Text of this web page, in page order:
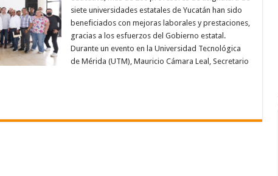
siete universidades estatales de Yucatán han sido
beneficiados con mejoras laborales y prestaciones,
gracias a los esfuerzos del Gobierno estatal.
Durante un evento en la Universidad Tecnológica
de Mérida (UTM), Mauricio Cámara Leal, Secretario